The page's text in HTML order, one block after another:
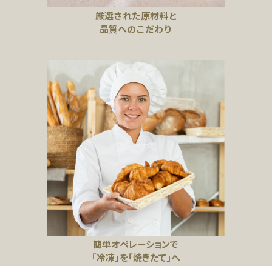
厳選された原材料と
品質へのこだわり
簡単オペレーションで
「冷凍」を「焼きたて」へ